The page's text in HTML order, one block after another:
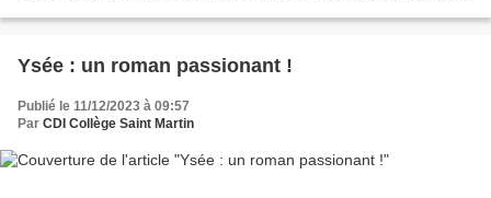
Ysée : un roman passionant !
Publié le 11/12/2023 à 09:57
Par CDI Collège Saint Martin